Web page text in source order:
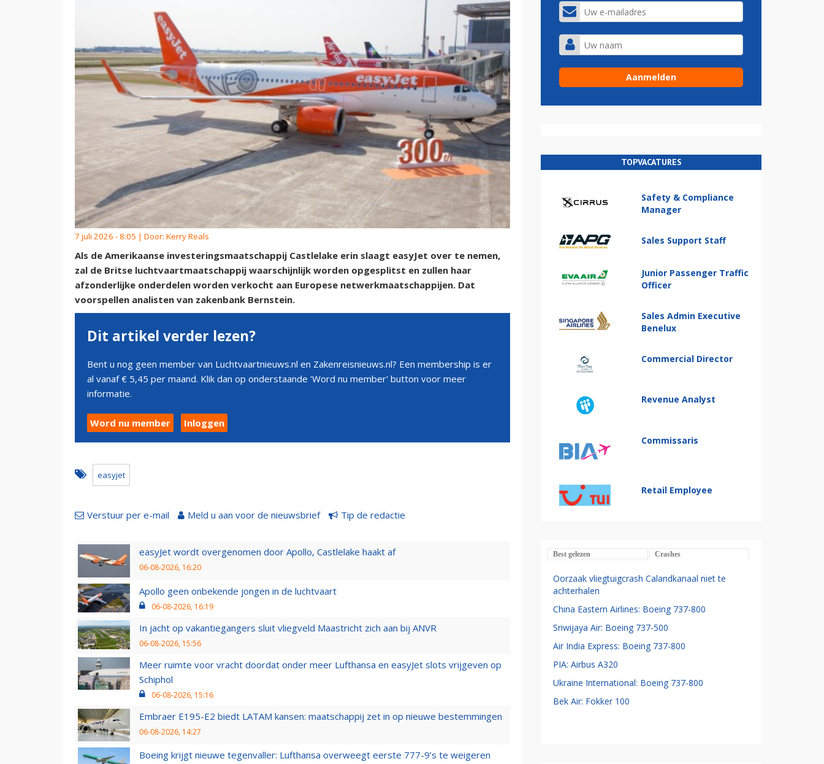
7 juli 2026 - 8:05 | Door: Kerry Reals
Als de Amerikaanse investeringsmaatschappij Castlelake erin slaagt easyJet over te nemen,
zal de Britse luchtvaartmaatschappij waarschijnlijk worden opgesplitst en zullen haar
afzonderlijke onderdelen worden verkocht aan Europese netwerkmaatschappijen. Dat
voorspellen analisten van zakenbank Bernstein.
Dit artikel verder lezen?
Bent u nog geen member van Luchtvaartnieuws.nl en Zakenreisnieuws.nl? Een membership is er
al vanaf € 5,45 per maand. Klik dan op onderstaande 'Word nu member' button voor meer
informatie.
Word nu member Inloggen
easyjet
Verstuur per e-mail Meld u aan voor de nieuwsbrief Tip de redactie
easyJet wordt overgenomen door Apollo, Castlelake haakt af
06-08-2026, 16:20
Apollo geen onbekende jongen in de luchtvaart
06-08-2026, 16:19
In jacht op vakantiegangers sluit vliegveld Maastricht zich aan bij ANVR
06-08-2026, 15:56
Meer ruimte voor vracht doordat onder meer Lufthansa en easyJet slots vrijgeven op
Schiphol
06-08-2026, 15:16
Embraer E195-E2 biedt LATAM kansen: maatschappij zet in op nieuwe bestemmingen
06-08-2026, 14:27
Boeing krijgt nieuwe tegenvaller: Lufthansa overweegt eerste 777-9’s te weigeren
TOPVACATURES
Safety & Compliance
Manager
Sales Support Staff
Junior Passenger Traffic
Officer
Sales Admin Executive
Benelux
Commercial Director
Revenue Analyst
Commissaris
Retail Employee
Best gelezen Crashes
Oorzaak vliegtuigcrash Calandkanaal niet te
achterhalen
China Eastern Airlines: Boeing 737-800
Sriwijaya Air: Boeing 737-500
Air India Express: Boeing 737-800
PIA: Airbus A320
Ukraine International: Boeing 737-800
Bek Air: Fokker 100